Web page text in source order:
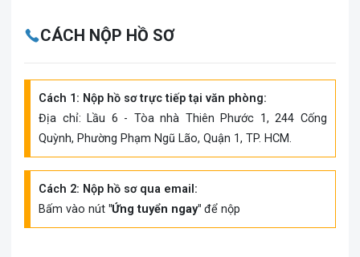
CÁCH NỘP HỒ SƠ
Cách 1: Nộp hồ sơ trực tiếp tại văn phòng:
Địa chỉ: Lầu 6 - Tòa nhà Thiên Phước 1, 244 Cống
Quỳnh, Phường Phạm Ngũ Lão, Quận 1, TP. HCM.
Cách 2: Nộp hồ sơ qua email:
Bấm vào nút "Ứng tuyển ngay" để nộp